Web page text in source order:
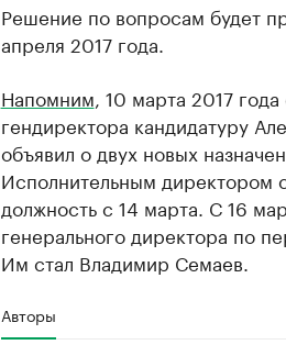
Решение по вопросам будет
апреля 2017 года.
Напомним , 10 марта 2017
гендиректора кандидатуру
объявил о двух новых
Исполнительным директором
должность с 14 марта. С 16
генерального директора по
Им стал Владимир Семаев.
Авторы